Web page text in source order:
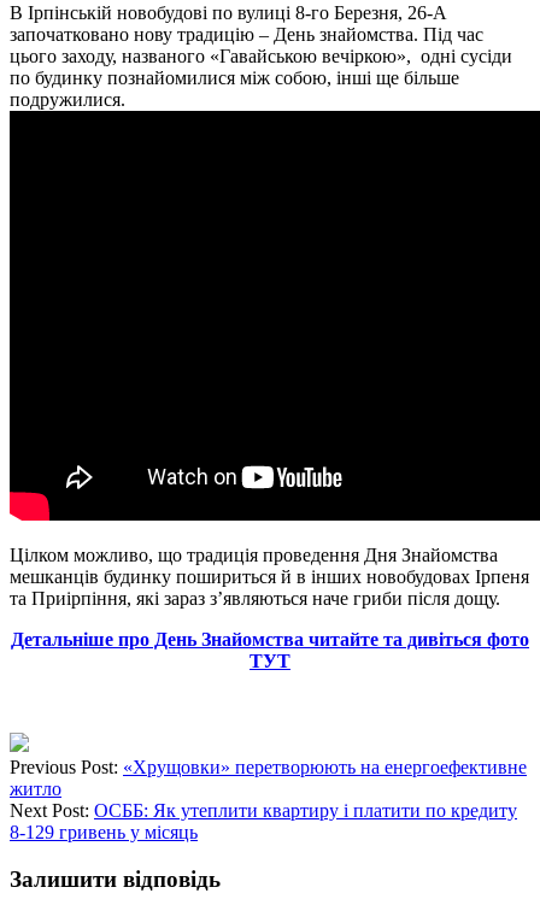
В Ірпінській новобудові по вулиці 8-го Березня, 26-А
започатковано нову традицію – День знайомства. Під час
цього заходу, названого «Гавайською вечіркою», одні сусіди
по будинку познайомилися між собою, інші ще більше
подружилися.
Цілком можливо, що традиція проведення Дня Знайомства
мешканців будинку пошириться й в інших новобудовах Ірпеня
та Приірпіння, які зараз з’являються наче гриби після дощу.
Детальніше про День Знайомства читайте та дивіться фото
ТУТ
Previous Post: «Хрущовки» перетворюють на енергоефективне
житло
Next Post: ОСББ: Як утеплити квартиру і платити по кредиту
8-129 гривень у місяць
Залишити відповідь